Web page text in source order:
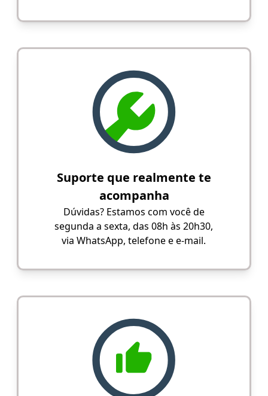
Suporte que realmente te
acompanha
Dúvidas? Estamos com você de
segunda a sexta, das 08h às 20h30,
via WhatsApp, telefone e e-mail.